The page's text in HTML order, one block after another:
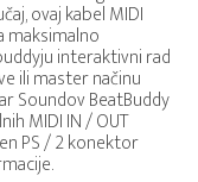
ovaj kabel MIDI
maksimalno
interaktivni rad
ili master načinu
Soundov BeatBuddy
MIDI IN / OUT
PS / 2 konektor